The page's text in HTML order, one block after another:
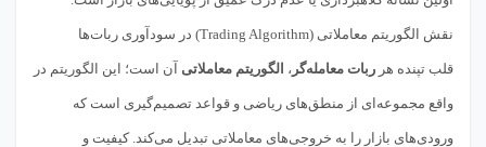
نقش الگوریتم معاملاتی (Trading Algorithm) در سودآوری ربات‌ها
قلب تپنده هر ربات معامله‌گر ، الگوریتم معاملاتی آن است؛ این الگوریتم در
واقع مجموعه‌ای از منطق‌های ریاضی و قواعد تصمیم‌گیری است که
ورودی‌های بازار را به خروجی‌های معاملاتی تبدیل می‌کند. کیفیت و